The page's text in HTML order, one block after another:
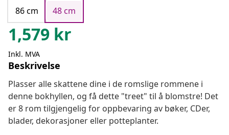
86 cm
48 cm
1,579 kr
Inkl. MVA
Beskrivelse
Plasser alle skattene dine i de romslige rommene i
denne bokhyllen, og få dette "treet" til å blomstre! Det
er 8 rom tilgjengelig for oppbevaring av bøker, CDer,
blader, dekorasjoner eller potteplanter.